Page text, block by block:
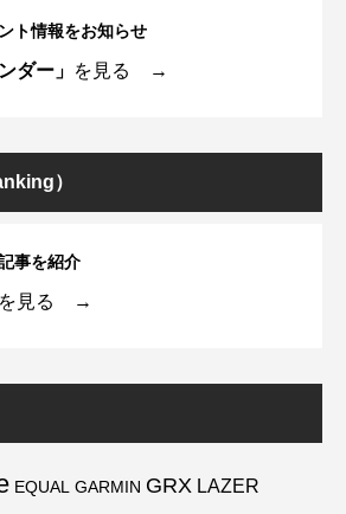
ト情報をお知らせ
ダー」 を見る →
）
事を紹介
を見る →
EQUAL GARMIN GRX LAZER